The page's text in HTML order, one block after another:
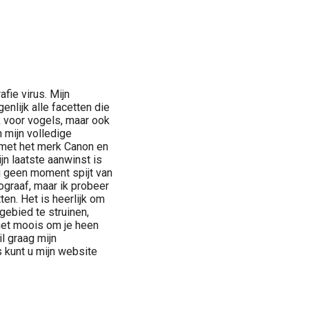
virus. Mijn
alle facetten die
vogels, maar ook
mijn volledige
het merk Canon en
laatste aanwinst is
geen moment spijt van
maar ik probeer
Het is heerlijk om
te struinen,
moois om je heen
graag mijn
u mijn website